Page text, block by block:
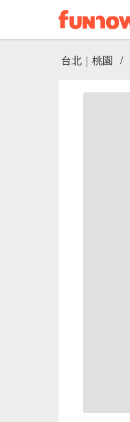
台北｜桃園 /